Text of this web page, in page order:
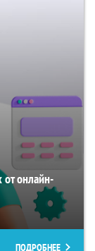
онлайн-
ПОДРОБНЕЕ